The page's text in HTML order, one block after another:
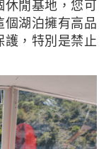
休閒基地，您可
個湖泊擁有高品
護，特別是禁止